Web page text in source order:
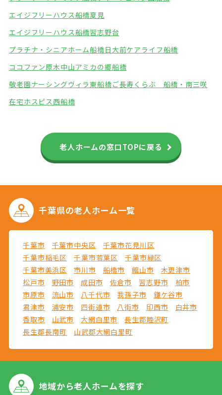
エイジフリーハウス船橋夏見
エイジフリーハウス船橋習志野台
プラチナ・シニアホーム船橋日大前ケアライフ船橋
ココファン原木中山アミカの郷船橋
敬老園ナーシングヴィラ東船橋ご長寿くらぶ 船橋・南三咲
在宅ホスピス西船橋
老人ホームの窓口TOPに戻る
千葉県の老人ホーム一覧
千葉市 千葉市中央区
千葉市花見川区
千葉市稲毛区
千葉市若葉区
千葉市緑区
千葉市美浜区
市川市 船橋市 館山市
木更津市
松戸市
野田市 成田市 佐倉市 習志野市
柏市
市原市
流山市 八千代市 我孫子市
鎌ケ谷市
君津市
浦安市 四街道市 八街市 印西市
白井市
香取市
山武市 大網白里市
長生郡睦沢町
長生郡長南町
山武郡大網白里町
地域から老人ホームを探す